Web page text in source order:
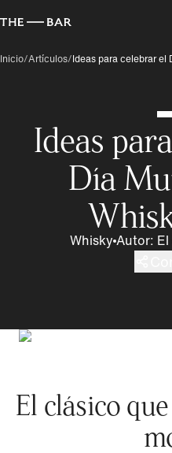
Inicio/Artículos/Ideas para celebrar el
Ideas
Día
Whisky Autor:
El clásico